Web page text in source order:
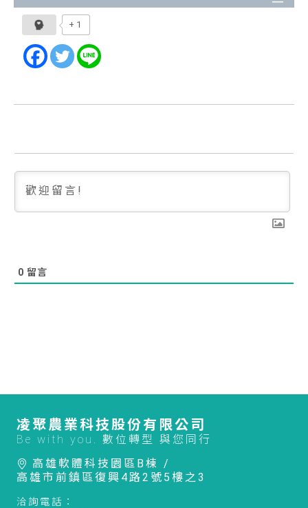
+1
0 留言
凌聚農業科技股份有限公司
Be with you. 數位轉型 與您同行
高雄軟體科技園區B棟 /
高雄市前鎮區復興4路2號5樓之3
洽詢電話：